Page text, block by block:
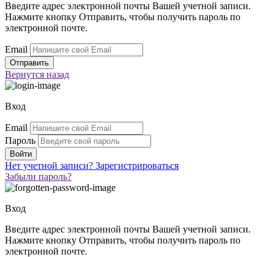
Введите адрес электронной почты Вашей учетной записи.
Нажмите кнопку Отправить, чтобы получить пароль по
электронной почте.
Email
Вернутся назад
Вход
Email
Пароль
Нет учетной записи? Зарегистрироваться
Забыли пароль?
Вход
Введите адрес электронной почты Вашей учетной записи.
Нажмите кнопку Отправить, чтобы получить пароль по
электронной почте.